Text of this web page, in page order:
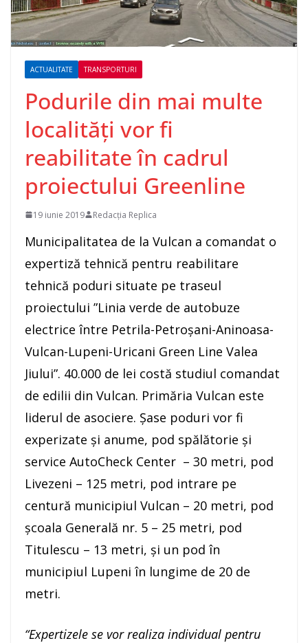
ACTUALITATE TRANSPORTURI
Podurile din mai multe
localități vor fi
reabilitate în cadrul
proiectului Greenline
19 iunie 2019 Redacția Replica
Municipalitatea de la Vulcan a comandat o
expertiză tehnică pentru reabilitare
tehnică poduri situate pe traseul
proiectului ”Linia verde de autobuze
electrice între Petrila-Petroșani-Aninoasa-
Vulcan-Lupeni-Uricani Green Line Valea
Jiului”. 40.000 de lei costă studiul comandat
de edilii din Vulcan. Primăria Vulcan este
liderul de asociere. Șase poduri vor fi
experizate și anume, pod spălătorie și
service AutoCheck Center – 30 metri, pod
Livezeni – 125 metri, pod intrare pe
centură municipiul Vulcan – 20 metri, pod
școala Generală nr. 5 – 25 metri, pod
Titulescu – 13 metri, și un pod în
municipiul Lupeni în lungime de 20 de
metri.
“Expertizele se vor realiza individual pentru